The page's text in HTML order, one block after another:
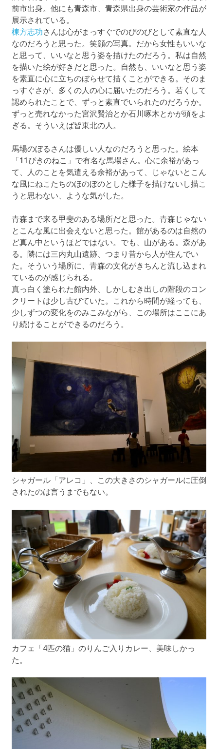
前市出身。他にも青森市、青森県出身の芸術家の作品が
展示されている。
棟方志功さんは心がまっすぐでのびのびとして素直な人
なのだろうと思った。笑顔の写真。だから女性もいいな
と思って、いいなと思う姿を描けたのだろう。私は自然
を描いた絵が好きだと思った。自然も、いいなと思う姿
を素直に心に立ちのぼらせて描くことができる。そのま
っすぐさが、多くの人の心に届いたのだろう。若くして
認められたことで、ずっと素直でいられたのだろうか。
ずっと売れなかった宮沢賢治とか石川啄木とかが頭をよ
ぎる。そういえば皆東北の人。
馬場のぼるさんは優しい人なのだろうと思った。絵本
「11ぴきのねこ」で有名な馬場さん。心に余裕があっ
て、人のことを気遣える余裕があって、じゃないとこん
な風にねこたちのほのぼのとした様子を描けないし描こ
うと思わない、ような気がした。
青森まで来る甲斐のある場所だと思った。青森じゃない
とこんな風に出会えないと思った。館があるのは自然の
ど真ん中というほどではない。でも、山がある。森があ
る。隣には三内丸山遺跡、つまり昔から人が住んでい
た。そういう場所に、青森の文化がきちんと流し込まれ
ているのが感じられる。
真っ白く塗られた館内外、しかしむき出しの階段のコン
クリートは少し古びていた。これから時間が経っても、
少しずつの変化をのみこみながら、この場所はここにあ
り続けることができるのだろう。
シャガール「アレコ」、この大きさのシャガールに圧倒
されたのは言うまでもない。
カフェ「4匹の猫」のりんご入りカレー、美味しかっ
た。